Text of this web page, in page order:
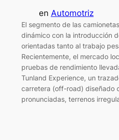
en Automotriz
El segmento de las
dinámico con la introducción
orientadas tanto al trabajo
Recientemente, el mercado
pruebas de rendimiento
Tunland Experience, un
carretera (off-road) diseñado
pronunciadas, terrenos